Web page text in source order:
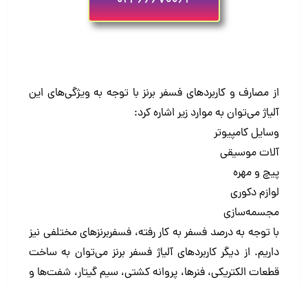
از مصارف و کاربردهای فسفر برنز با توجه به ویژگی‏‌های این
آلیاژ می‏‌توان به موارد زیر اشاره کرد:
وسایل کامپیوتر
آلات موسیقی
پیچ و مهره
لوازم دکوری
مجسمه‏‌سازی
با توجه به درصد فسفر به کار رفته، فسفربرنزهای مختلفی نیز
داریم. از دیگر کاربردهای آلیاژ فسفر برنز می‏‌توان به ساخت
قطعات الکتریکی، فنرها، پروانه کشتی‏، سیم گیتار، شفت‏‌ها و